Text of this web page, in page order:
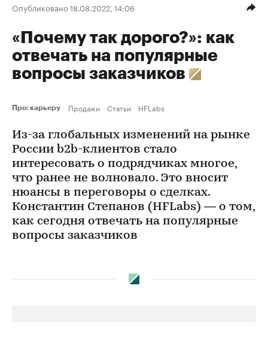
Опубликовано 18.08.2022, 14:06
«Почему так дорого?»: как
отвечать на популярные
вопросы заказчиков
Про: карьеру Продажи Статьи HFLabs
Из-за глобальных изменений на рынке
России b2b-клиентов стало
интересовать о подрядчиках многое,
что ранее не волновало. Это вносит
нюансы в переговоры о сделках.
Константин Степанов (HFLabs) — о том,
как сегодня отвечать на популярные
вопросы заказчиков